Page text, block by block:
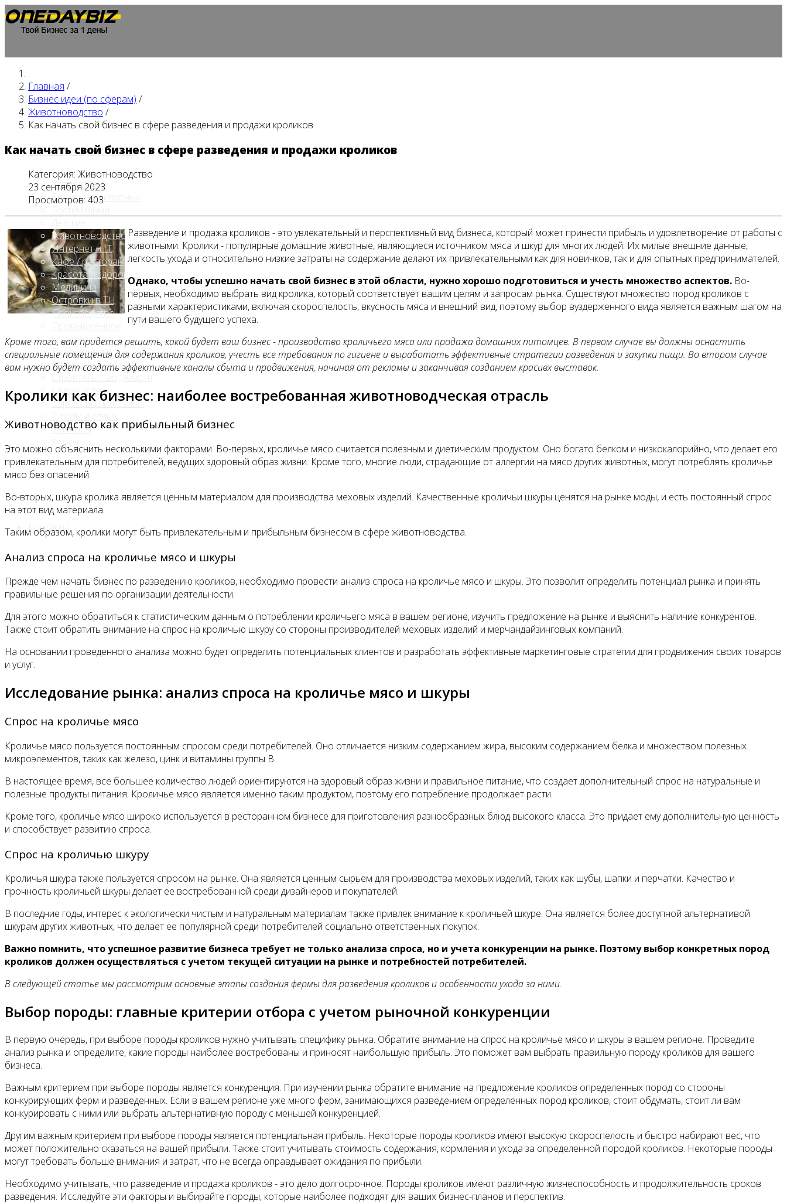
Главная
Бизнес идеи (по сферам)
Автобизнес
Бизнес на животных
Гостиничный
Животноводство
Интернет и IT
Кафе / ресторан
Красота и здоровье
Медицина
Островки в ТЦ
Производство
производство
Развлечения
Сельское хозяйство
Строительство, ремонт
Сфера услуг
Торговля и магазины
Финансы
Хобби
Блог
Контакты
Главная /
Бизнес идеи (по сферам) /
Животноводство /
Как начать свой бизнес в сфере разведения и продажи кроликов
Как начать свой бизнес в сфере разведения и продажи кроликов
Категория: Животноводство
23 сентября 2023
Просмотров: 403
Разведение и продажа кроликов - это увлекательный и перспективный вид бизнеса, который может принести прибыль и удовлетворение от работы с
животными. Кролики - популярные домашние животные, являющиеся источником мяса и шкур для многих людей. Их милые внешние данные,
легкость ухода и относительно низкие затраты на содержание делают их привлекательными как для новичков, так и для опытных предпринимателей.
Однако, чтобы успешно начать свой бизнес в этой области, нужно хорошо подготовиться и учесть множество аспектов. Во-
первых, необходимо выбрать вид кролика, который соответствует вашим целям и запросам рынка. Существуют множество пород кроликов с
разными характеристиками, включая скороспелость, вкусность мяса и внешний вид, поэтому выбор вуздерженного вида является важным шагом на
пути вашего будущего успеха.
Кроме того, вам придется решить, какой будет ваш бизнес - производство кроличьего мяса или продажа домашних питомцев. В первом случае вы должны оснастить
специальные помещения для содержания кроликов, учесть все требования по гигиене и выработать эффективные стратегии разведения и закупки пищи. Во втором случае
вам нужно будет создать эффективные каналы сбыта и продвижения, начиная от рекламы и заканчивая созданием красивх выставок.
Кролики как бизнес: наиболее востребованная животноводческая отрасль
Животноводство как прибыльный бизнес
Это можно объяснить несколькими факторами. Во-первых, кроличье мясо считается полезным и диетическим продуктом. Оно богато белком и низкокалорийно, что делает его
привлекательным для потребителей, ведущих здоровый образ жизни. Кроме того, многие люди, страдающие от аллергии на мясо других животных, могут потреблять кроличье
мясо без опасений.
Во-вторых, шкура кролика является ценным материалом для производства меховых изделий. Качественные кроличьи шкуры ценятся на рынке моды, и есть постоянный спрос
на этот вид материала.
Таким образом, кролики могут быть привлекательным и прибыльным бизнесом в сфере животноводства.
Анализ спроса на кроличье мясо и шкуры
Прежде чем начать бизнес по разведению кроликов, необходимо провести анализ спроса на кроличье мясо и шкуры. Это позволит определить потенциал рынка и принять
правильные решения по организации деятельности.
Для этого можно обратиться к статистическим данным о потреблении кроличьего мяса в вашем регионе, изучить предложение на рынке и выяснить наличие конкурентов.
Также стоит обратить внимание на спрос на кроличью шкуру со стороны производителей меховых изделий и мерчандайзинговых компаний.
На основании проведенного анализа можно будет определить потенциальных клиентов и разработать эффективные маркетинговые стратегии для продвижения своих товаров
и услуг.
Исследование рынка: анализ спроса на кроличье мясо и шкуры
Спрос на кроличье мясо
Кроличье мясо пользуется постоянным спросом среди потребителей. Оно отличается низким содержанием жира, высоким содержанием белка и множеством полезных
микроэлементов, таких как железо, цинк и витамины группы В.
В настоящее время, все большее количество людей ориентируются на здоровый образ жизни и правильное питание, что создает дополнительный спрос на натуральные и
полезные продукты питания. Кроличье мясо является именно таким продуктом, поэтому его потребление продолжает расти.
Кроме того, кроличье мясо широко используется в ресторанном бизнесе для приготовления разнообразных блюд высокого класса. Это придает ему дополнительную ценность
и способствует развитию спроса.
Спрос на кроличью шкуру
Кроличья шкура также пользуется спросом на рынке. Она является ценным сырьем для производства меховых изделий, таких как шубы, шапки и перчатки. Качество и
прочность кроличьей шкуры делает ее востребованной среди дизайнеров и покупателей.
В последние годы, интерес к экологически чистым и натуральным материалам также привлек внимание к кроличьей шкуре. Она является более доступной альтернативой
шкурам других животных, что делает ее популярной среди потребителей социально ответственных покупок.
Важно помнить, что успешное развитие бизнеса требует не только анализа спроса, но и учета конкуренции на рынке. Поэтому выбор конкретных пород
кроликов должен осуществляться с учетом текущей ситуации на рынке и потребностей потребителей.
В следующей статье мы рассмотрим основные этапы создания фермы для разведения кроликов и особенности ухода за ними.
Выбор породы: главные критерии отбора с учетом рыночной конкуренции
В первую очередь, при выборе породы кроликов нужно учитывать специфику рынка. Обратите внимание на спрос на кроличье мясо и шкуры в вашем регионе. Проведите
анализ рынка и определите, какие породы наиболее востребованы и приносят наибольшую прибыль. Это поможет вам выбрать правильную породу кроликов для вашего
бизнеса.
Важным критерием при выборе породы является конкуренция. При изучении рынка обратите внимание на предложение кроликов определенных пород со стороны
конкурирующих ферм и разведенных. Если в вашем регионе уже много ферм, занимающихся разведением определенных пород кроликов, стоит обдумать, стоит ли вам
конкурировать с ними или выбрать альтернативную породу с меньшей конкуренцией.
Другим важным критерием при выборе породы является потенциальная прибыль. Некоторые породы кроликов имеют высокую скороспелость и быстро набирают вес, что
может положительно сказаться на вашей прибыли. Также стоит учитывать стоимость содержания, кормления и ухода за определенной породой кроликов. Некоторые породы
могут требовать больше внимания и затрат, что не всегда оправдывает ожидания по прибыли.
Необходимо учитывать, что разведение и продажа кроликов - это дело долгосрочное. Породы кроликов имеют различную жизнеспособность и продолжительность сроков
разведения. Исследуйте эти факторы и выбирайте породы, которые наиболее подходят для ваших бизнес-планов и перспектив.